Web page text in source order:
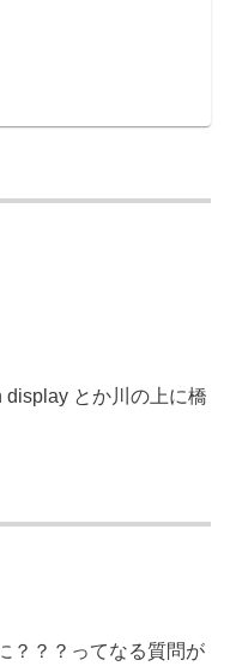
とか川の上に橋
？？？ってなる質問が